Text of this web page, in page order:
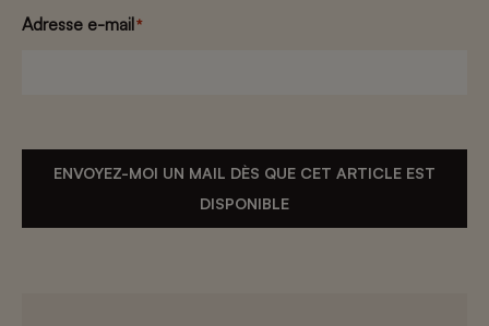
Adresse e-mail*
ENVOYEZ-MOI UN MAIL DÈS QUE CET ARTICLE EST
DISPONIBLE